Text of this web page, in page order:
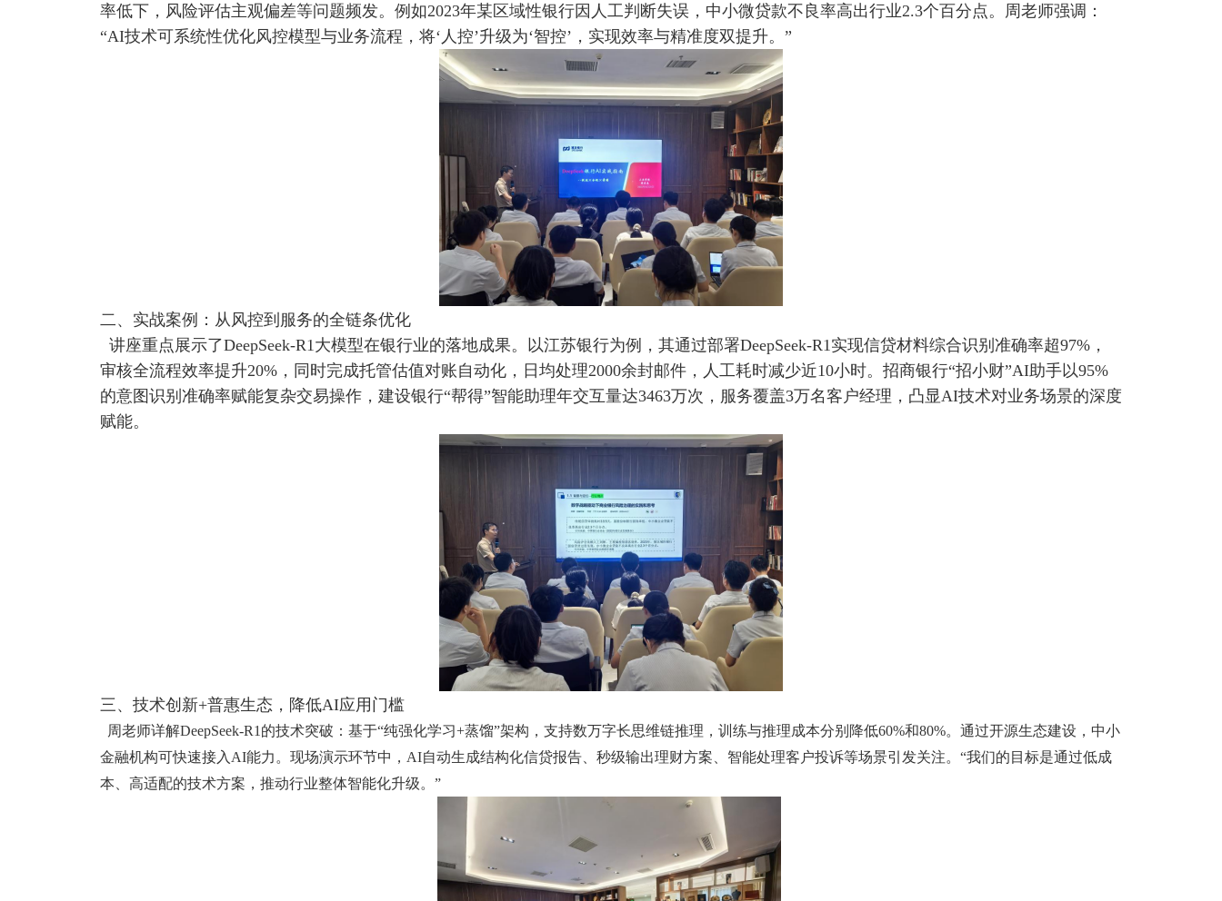
率低下，风险评估主观偏差等问题频发。例如2023年某区域性银行因人工判断失误，中小微贷款不良率高出行业2.3个百分点。周老师强调：
“AI技术可系统性优化风控模型与业务流程，将‘人控’升级为‘智控’，实现效率与精准度双提升。”
二、实战案例：从风控到服务的全链条优化
讲座重点展示了DeepSeek-R1大模型在银行业的落地成果。以江苏银行为例，其通过部署DeepSeek-R1实现信贷材料综合识别准确率超97%，
审核全流程效率提升20%，同时完成托管估值对账自动化，日均处理2000余封邮件，人工耗时减少近10小时。招商银行“招小财”AI助手以95%
的意图识别准确率赋能复杂交易操作，建设银行“帮得”智能助理年交互量达3463万次，服务覆盖3万名客户经理，凸显AI技术对业务场景的深度
赋能。
三、技术创新+普惠生态，降低AI应用门槛
周老师详解DeepSeek-R1的技术突破：基于“纯强化学习+蒸馏”架构，支持数万字长思维链推理，训练与推理成本分别降低60%和80%。通过开源生态建设，中小
金融机构可快速接入AI能力。现场演示环节中，AI自动生成结构化信贷报告、秒级输出理财方案、智能处理客户投诉等场景引发关注。“我们的目标是通过低成
本、高适配的技术方案，推动行业整体智能化升级。”